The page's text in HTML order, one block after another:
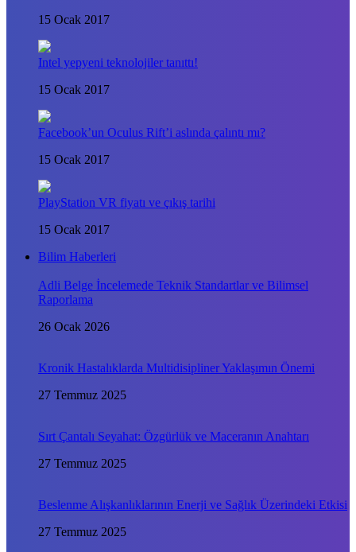
15 Ocak 2017
Intel yepyeni teknolojiler tanıttı!
15 Ocak 2017
Facebook’un Oculus Rift’i aslında çalıntı mı?
15 Ocak 2017
PlayStation VR fiyatı ve çıkış tarihi
15 Ocak 2017
Bilim Haberleri
Adli Belge İncelemede Teknik Standartlar ve Bilimsel
Raporlama
26 Ocak 2026
Kronik Hastalıklarda Multidisipliner Yaklaşımın Önemi
27 Temmuz 2025
Sırt Çantalı Seyahat: Özgürlük ve Maceranın Anahtarı
27 Temmuz 2025
Beslenme Alışkanlıklarının Enerji ve Sağlık Üzerindeki Etkisi
27 Temmuz 2025